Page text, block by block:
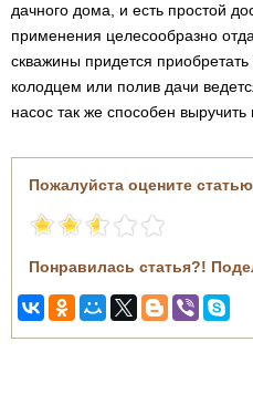
дачного дома, и есть простой
применения целесообразно
скважины придется
колодцем или полив дачи
насос так же способен
Пожалуйста оцените статью
Понравилась статья?!